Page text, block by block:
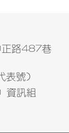
路487巷
表號)
資訊組